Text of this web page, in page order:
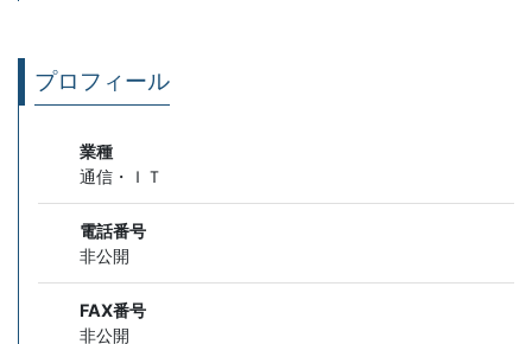
プロフィール
業種
通信・ＩＴ
電話番号
非公開
FAX番号
非公開